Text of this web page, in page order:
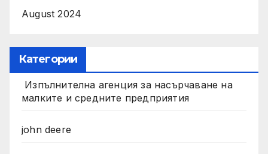
August 2024
Категории
Изпълнителна агенция за насърчаване на
малките и средните предприятия
john deere